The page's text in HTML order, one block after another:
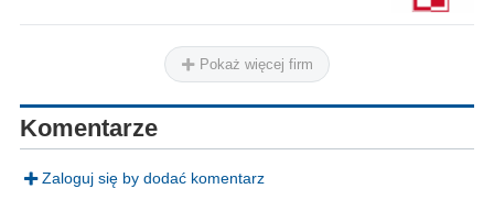
Pokaż więcej firm
Komentarze
Zaloguj się by dodać komentarz